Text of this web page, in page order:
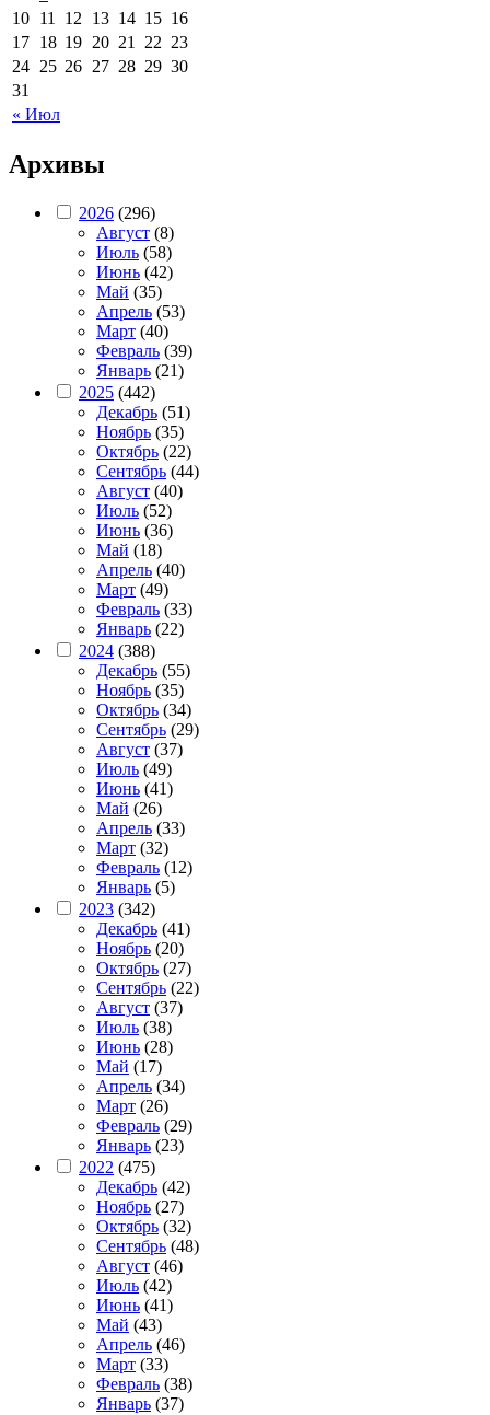
« Июл
10 11 12 13 14 15 16
17 18 19 20 21 22 23
24 25 26 27 28 29 30
31
Архивы
2026 (296)
Август (8)
Июль (58)
Июнь (42)
Май (35)
Апрель (53)
Март (40)
Февраль (39)
Январь (21)
2025 (442)
Декабрь (51)
Ноябрь (35)
Октябрь (22)
Сентябрь (44)
Август (40)
Июль (52)
Июнь (36)
Май (18)
Апрель (40)
Март (49)
Февраль (33)
Январь (22)
2024 (388)
Декабрь (55)
Ноябрь (35)
Октябрь (34)
Сентябрь (29)
Август (37)
Июль (49)
Июнь (41)
Май (26)
Апрель (33)
Март (32)
Февраль (12)
Январь (5)
2023 (342)
Декабрь (41)
Ноябрь (20)
Октябрь (27)
Сентябрь (22)
Август (37)
Июль (38)
Июнь (28)
Май (17)
Апрель (34)
Март (26)
Февраль (29)
Январь (23)
2022 (475)
Декабрь (42)
Ноябрь (27)
Октябрь (32)
Сентябрь (48)
Август (46)
Июль (42)
Июнь (41)
Май (43)
Апрель (46)
Март (33)
Февраль (38)
Январь (37)